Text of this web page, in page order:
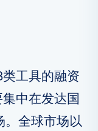
工具的融资
中在发达国
。全球市场以